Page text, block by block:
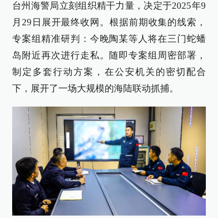
台州海警局立刻组织精干力量，决定于2025年9
月29日展开最终收网。根据前期收集的线索，
专案组精准研判：今晚陶某等人将在三门蛇蟠
岛附近再次进行走私。随即专案组周密部署，
制定多套行动方案，在公安机关的密切配合
下，展开了一场大规模的海陆联动抓捕。